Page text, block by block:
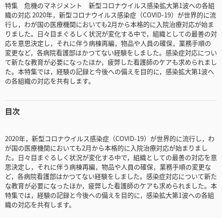
特集 危機のマネジメント 新型コロナウイルス感染拡大第1波への各組
織の対応 2020年，新型コロナウイルス感染症（COVID-19）が世界的に流
行し，わが国の医療機関においても2月から本格的に入院治療対応が始ま
りました。日々目まぐるしく状況が変化する中で，組織としての最善の対
応を意思決定し，それに伴う病棟再編，物品や人員の確保，業務手順の
変更など，各病院看護部はかつてない経験をしました。感染症対応につい
て新たな教育が必要になったほか，疲弊した看護師のケアも求められまし
た。本特集では，経験の記録と今後への備えを目的に，感染拡大第1波へ
の各組織の対応を共有します。
目次
2020年，新型コロナウイルス感染症（COVID-19）が世界的に流行し，わ
が国の医療機関においても2月から本格的に入院治療対応が始まりまし
た。日々目まぐるしく状況が変化する中で，組織としての最善の対応を意
思決定し，それに伴う病棟再編，物品や人員の確保，業務手順の変更な
ど，各病院看護部はかつてない経験をしました。感染症対応について新た
な教育が必要になったほか，疲弊した看護師のケアも求められました。本
特集では，経験の記録と今後への備えを目的に，感染拡大第1波への各組
織の対応を共有します。